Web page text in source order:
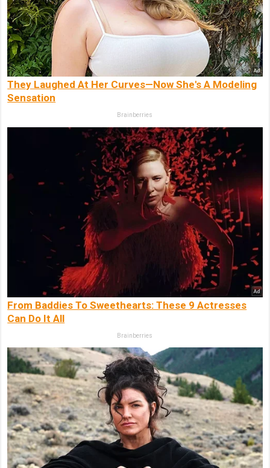
They Laughed At Her Curves—Now She's A Modeling
Sensation
Brainberries
From Baddies To Sweethearts: These 9 Actresses
Can Do It All
Brainberries